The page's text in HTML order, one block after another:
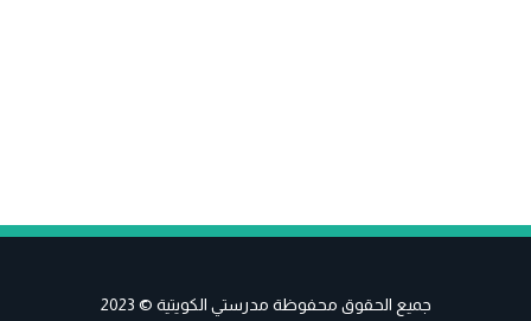
جميع الحقوق محفوظة مدرستي الكويتية © 2023